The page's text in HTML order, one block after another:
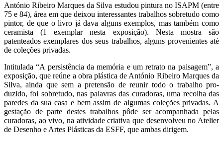
António Ribeiro Marques da Silva estudou pintura no ISAPM (entre
75 e 84), área em que deixou interessantes trabalhos sobretudo como
pintor, de que o livro já dava alguns exemplos, mas também como
ceramista (1 exemplar nesta exposição). Nesta mostra são
patenteados exemplares dos seus trabalhos, alguns provenientes até
de coleções privadas.
Intitulada “A persistência da memória e um retrato na paisagem”, a
exposição, que reúne a obra plástica de António Ribeiro Mar­ques da
Silva, ainda que sem a pretensão de reunir todo o trabalho pro­
duzido, foi sobretudo, nas palavras das curadoras, uma recolha das
paredes da sua casa e bem assim de algumas coleções privadas. A
gestação de parte destes trabalhos pôde ser acompanhada pelas
curadoras, ao vivo, na atividade criativa que desenvolveu no Atelier
de Desenho e Artes Plásticas da ESFF, que ambas dirigem.